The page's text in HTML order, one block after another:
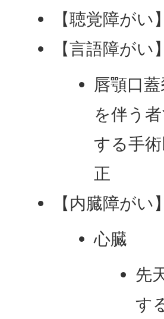
【聴覚障が
【言語障が
唇顎口
を伴う
する手
正
【内臓障がい】
心臓
先
す